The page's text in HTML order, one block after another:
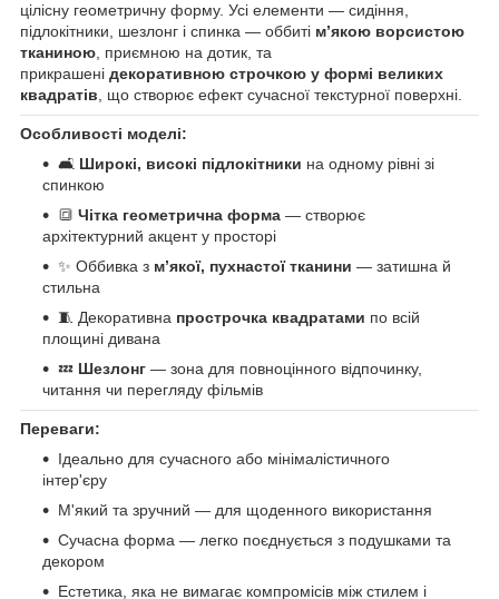
цілісну геометричну форму. Усі елементи — сидіння,
підлокітники, шезлонг і спинка — оббиті м’якою ворсистою
тканиною, приємною на дотик, та
прикрашені декоративною строчкою у формі великих
квадратів, що створює ефект сучасної текстурної поверхні.
Особливості моделі:
🛋️ Широкі, високі підлокітники на одному рівні зі
спинкою
🔳 Чітка геометрична форма — створює
архітектурний акцент у просторі
✨ Оббивка з м’якої, пухнастої тканини — затишна й
стильна
🧵 Декоративна прострочка квадратами по всій
площині дивана
💤 Шезлонг — зона для повноцінного відпочинку,
читання чи перегляду фільмів
Переваги:
Ідеально для сучасного або мінімалістичного
інтер'єру
М'який та зручний — для щоденного використання
Сучасна форма — легко поєднується з подушками та
декором
Естетика, яка не вимагає компромісів між стилем і